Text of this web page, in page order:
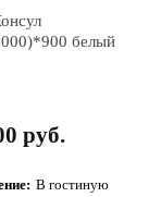
белый
руб.
В гостиную